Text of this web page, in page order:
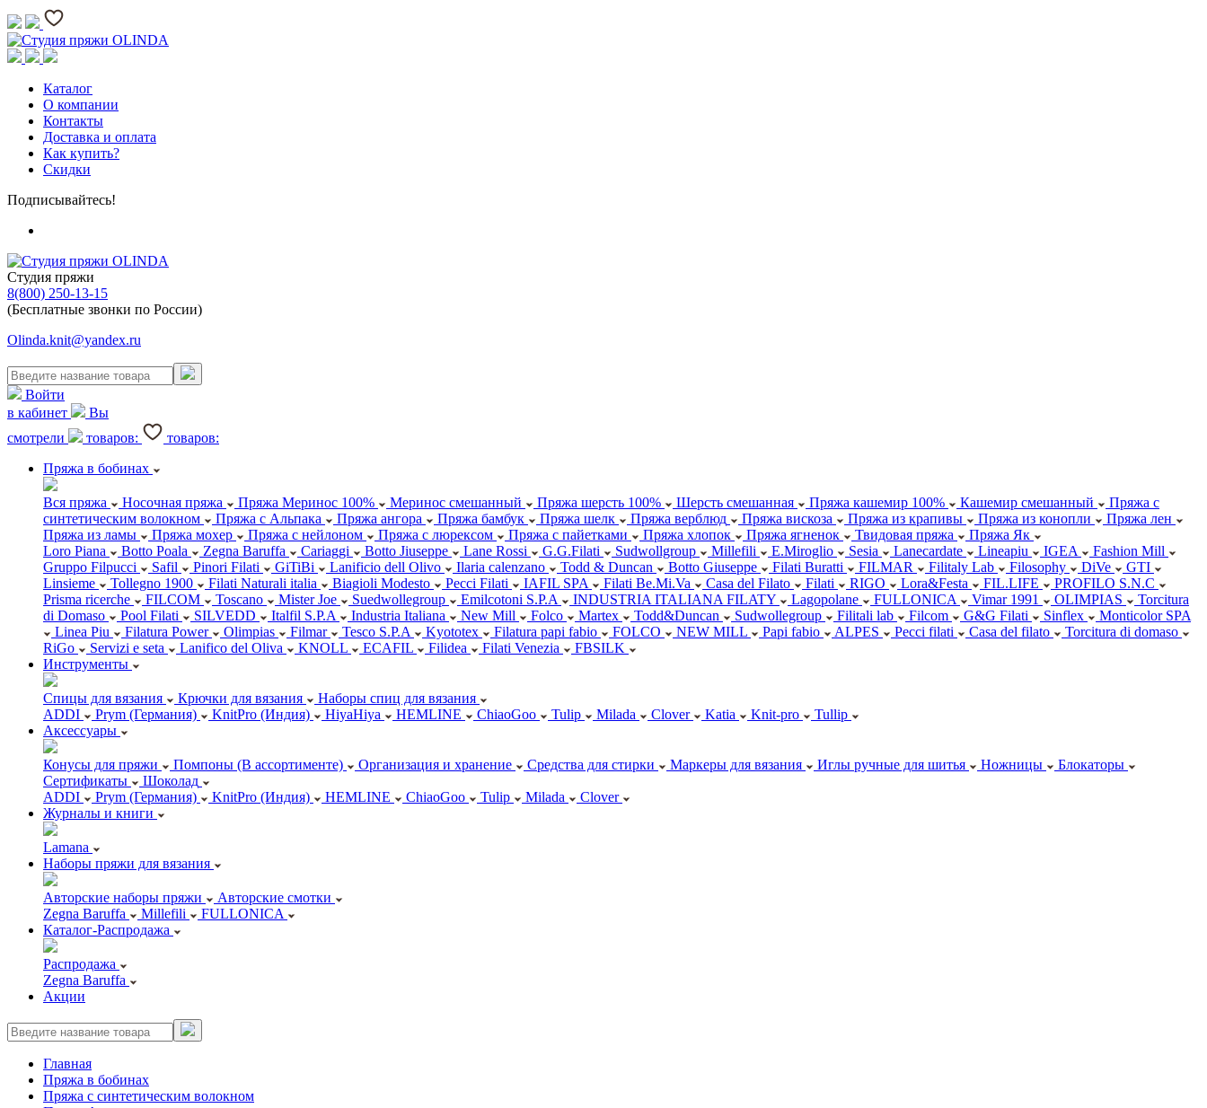
Каталог
О компании
Контакты
Доставка и оплата
Как купить?
Скидки
Подписывайтесь!
Студия пряжи
8(800) 250-13-15
(Бесплатные звонки по России)
Olinda.knit@yandex.ru
Войти
в кабинет
Вы
смотрели
товаров:
товаров:
Пряжа в бобинах
Вся пряжа Носочная пряжа Пряжа Меринос 100% Меринос смешанный Пряжа шерсть 100% Шерсть смешанная Пряжа кашемир 100% Кашемир смешанный
Пряжа с
синтетическим волокном
Пряжа с Альпака Пряжа ангора Пряжа бамбук Пряжа шелк Пряжа верблюд Пряжа вискоза Пряжа из крапивы Пряжа из конопли
Пряжа лен
Пряжа из ламы
Пряжа мохер Пряжа с нейлоном Пряжа с люрексом Пряжа с пайетками Пряжа хлопок Пряжа ягненок Твидовая пряжа
Пряжа Як
Loro Piana
Botto Poala Zegna Baruffa Cariaggi Botto Jiuseppe Lane Rossi G.G.Filati Sudwollgroup Millefili E.Miroglio Sesia Lanecardate Lineapiu IGEA
Fashion Mill
Gruppo Filpucci
Safil Pinori Filati GiTiBi Lanificio dell Olivo Ilaria calenzano Todd & Duncan Botto Giuseppe Filati Buratti FILMAR Filitaly Lab Filosophy DiVe
GTI
Linsieme
Tollegno 1900 Filati Naturali italia Biagioli Modesto Pecci Filati IAFIL SPA Filati Be.Mi.Va Casa del Filato Filati RIGO Lora&Festa FIL.LIFE
PROFILO S.N.C
Prisma ricerche
FILCOM Toscano Mister Joe Suedwollegroup Emilcotoni S.P.A INDUSTRIA ITALIANA FILATY Lagopolane FULLONICA Vimar 1991 OLIMPIAS
Torcitura
di Domaso
Pool Filati SILVEDD Italfil S.P.A Industria Italiana New Mill Folco Martex Todd&Duncan Sudwollegroup Filitali lab Filcom G&G Filati Sinflex
Monticolor SPA
Linea Piu
Filatura Power Olimpias Filmar Tesco S.P.A Kyototex Filatura papi fabio FOLCO NEW MILL Papi fabio ALPES Pecci filati Casa del filato
Torcitura di domaso
RiGo
Servizi e seta Lanifico del Oliva KNOLL ECAFIL Filidea Filati Venezia
FBSILK
Инструменты
Спицы для вязания Крючки для вязания
Наборы спиц для вязания
ADDI
Prym (Германия) KnitPro (Индия) HiyaHiya HEMLINE ChiaoGoo Tulip Milada Clover Katia Knit-pro
Tullip
Аксессуары
Конусы для пряжи Помпоны (В ассортименте) Организация и хранение Средства для стирки Маркеры для вязания Иглы ручные для шитья Ножницы
Блокаторы
Сертификаты
Шоколад
ADDI
Prym (Германия) KnitPro (Индия) HEMLINE ChiaoGoo Tulip Milada
Clover
Журналы и книги
Lamana
Наборы пряжи для вязания
Авторские наборы пряжи
Авторские смотки
Zegna Baruffa
Millefili
FULLONICA
Каталог-Распродажа
Распродажа
Zegna Baruffa
Акции
Главная
Пряжа в бобинах
Пряжа с синтетическим волокном